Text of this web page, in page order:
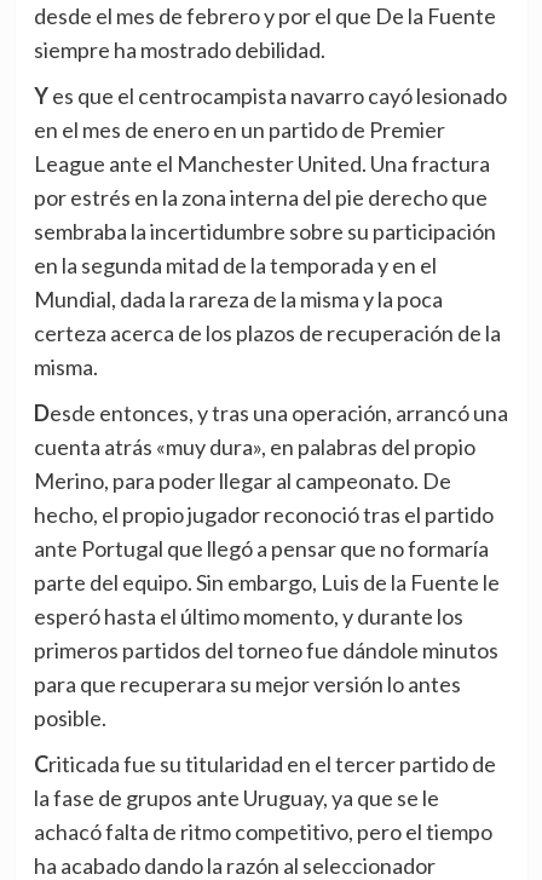
desde el mes de febrero y por el que De la Fuente
siempre ha mostrado debilidad.
Y es que el centrocampista navarro cayó lesionado
en el mes de enero en un partido de Premier
League ante el Manchester United. Una fractura
por estrés en la zona interna del pie derecho que
sembraba la incertidumbre sobre su participación
en la segunda mitad de la temporada y en el
Mundial, dada la rareza de la misma y la poca
certeza acerca de los plazos de recuperación de la
misma.
Desde entonces, y tras una operación, arrancó una
cuenta atrás «muy dura», en palabras del propio
Merino, para poder llegar al campeonato. De
hecho, el propio jugador reconoció tras el partido
ante Portugal que llegó a pensar que no formaría
parte del equipo. Sin embargo, Luis de la Fuente le
esperó hasta el último momento, y durante los
primeros partidos del torneo fue dándole minutos
para que recuperara su mejor versión lo antes
posible.
Criticada fue su titularidad en el tercer partido de
la fase de grupos ante Uruguay, ya que se le
achacó falta de ritmo competitivo, pero el tiempo
ha acabado dando la razón al seleccionador